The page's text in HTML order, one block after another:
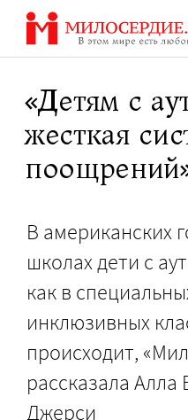
Перейти
содержанию
«Детям с
жесткая
В американских
школах дети с
как в
инклюзивных
происходит,
рассказала
Джерси